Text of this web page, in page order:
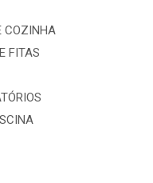
COZINHA
FITAS